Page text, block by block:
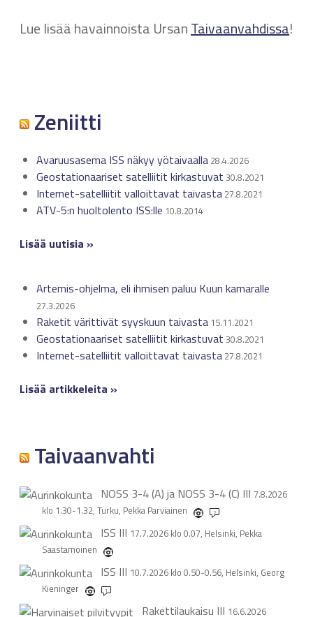
Lue lisää havainnoista UrsanTaivaanvahdissa!
Zeniitti
Avaruusasema ISS näkyy yötaivaalla 28.4.2026
Geostationaariset satelliitit kirkastuvat 30.8.2021
Internet-satelliitit valloittavat taivasta 27.8.2021
ATV-5:n huoltolento ISS:lle 10.8.2014
Lisää uutisia »
Artemis-ohjelma, eli ihmisen paluu Kuun kamaralle
27.3.2026
Raketit värittivät syyskuun taivasta 15.11.2021
Geostationaariset satelliitit kirkastuvat 30.8.2021
Internet-satelliitit valloittavat taivasta 27.8.2021
Lisää artikkeleita »
Taivaanvahti
NOSS 3-4 (A) ja NOSS 3-4 (C) III 7.8.2026
klo 1.30-1.32, Turku, Pekka Parviainen 2
ISS III 17.7.2026 klo 0.07, Helsinki, Pekka
Saastamoinen
ISS III 10.7.2026 klo 0.50-0.56, Helsinki, Georg
Kieninger 1
Rakettilaukaisu III 16.6.2026